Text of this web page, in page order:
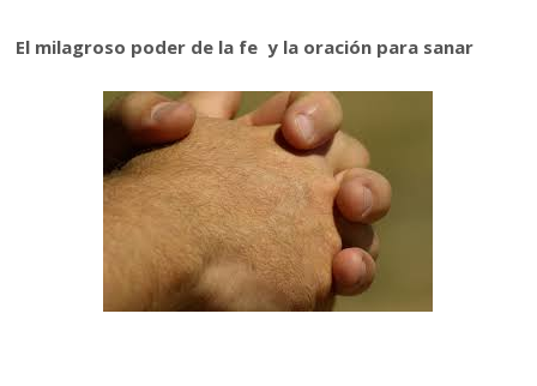
El milagroso poder de la fe y la oración para sanar